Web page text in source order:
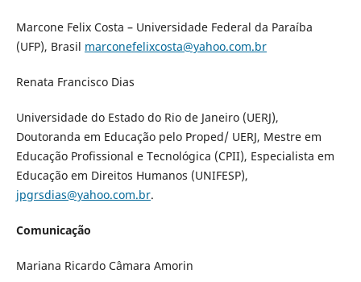
Marcone Felix Costa – Universidade Federal da Paraíba
(UFP), Brasil marconefelixcosta@yahoo.com.br
Renata Francisco Dias
Universidade do Estado do Rio de Janeiro (UERJ),
Doutoranda em Educação pelo Proped/ UERJ, Mestre em
Educação Profissional e Tecnológica (CPII), Especialista em
Educação em Direitos Humanos (UNIFESP),
jpgrsdias@yahoo.com.br.
Comunicação
Mariana Ricardo Câmara Amorin